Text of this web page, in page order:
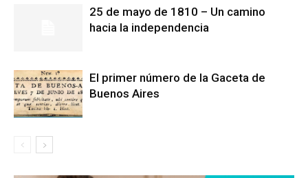
25 de mayo de 1810 – Un camino
hacia la independencia
El primer número de la Gaceta de
Buenos Aires